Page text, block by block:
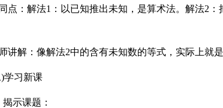
点：解法1：以已知推出未知，是算术法。解法2
讲解：像解法2中的含有未知数的等式，实际上就
学习新课
揭示课题：